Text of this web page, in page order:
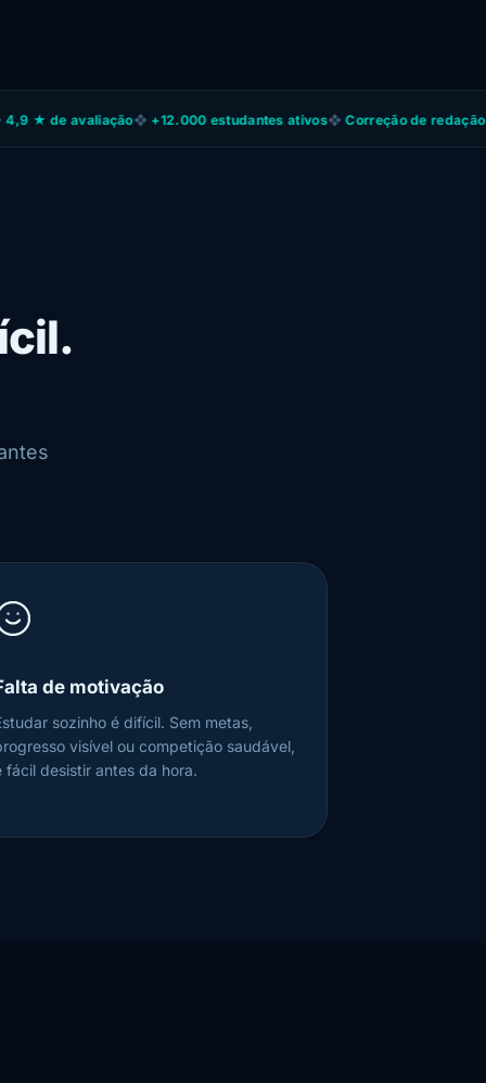
❖+12.000 estudantes ativos❖Correção de redação por IA❖
de motivação
sozinho é difícil. Sem metas,
visível ou competição saudável,
fácil desistir antes da hora.